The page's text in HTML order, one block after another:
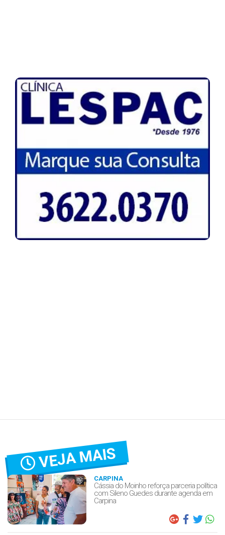
VEJA MAIS
CARPINA
Cássia do Moinho reforça parceria política
com Sileno Guedes durante agenda em
Carpina